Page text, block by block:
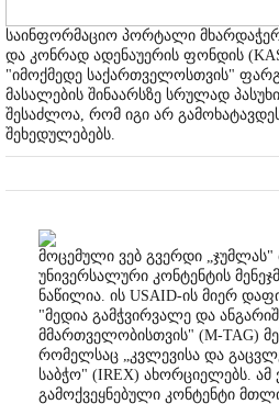
საინფორმაციო პორტალი
და კონრად ადენაუერის ფონდის
"იმოქმედე საქართველოსთვის"
მასალების შინაარსზე სრულად
შესაძლოა, რომ იგი არ
შეხედულებებს.
მოცემული ვებ გვერდი „ჯუმლას"
უნივერსალური კონტენტის
ნაწილია. ის USAID-ის მიერ
"მედია გამჭვირვალე და
მმართველობისთვის" (M-TAG)
რომელსაც „კვლევისა და
საბჭო" (IREX) ახორციელებს. ამ
გამოქვეყნებული კონტენტი